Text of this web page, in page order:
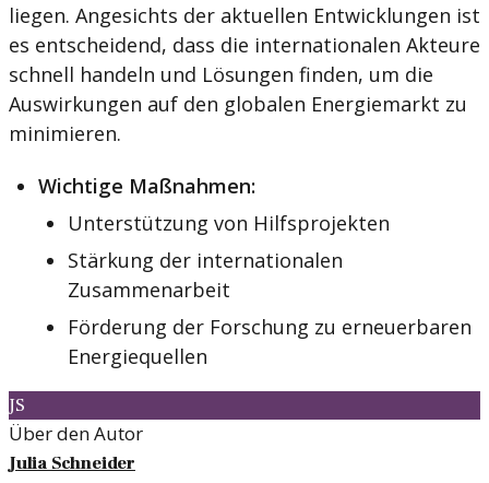
liegen. Angesichts der aktuellen Entwicklungen ist
es entscheidend, dass die internationalen Akteure
schnell handeln und Lösungen finden, um die
Auswirkungen auf den globalen Energiemarkt zu
minimieren.
Wichtige Maßnahmen:
Unterstützung von Hilfsprojekten
Stärkung der internationalen
Zusammenarbeit
Förderung der Forschung zu erneuerbaren
Energiequellen
JS
Über den Autor
Julia Schneider